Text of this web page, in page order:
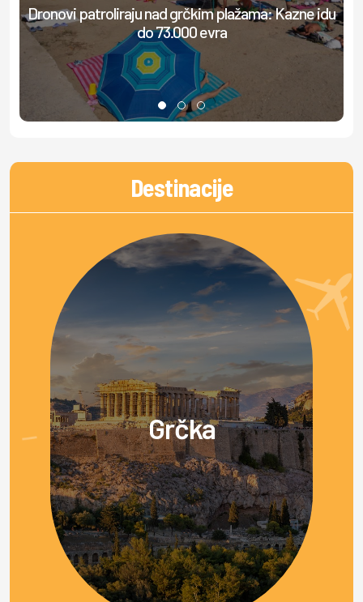
Dronovi patroliraju nad grčkim plažama: Kazne idu
do 73.000 evra
Destinacije
Grčka